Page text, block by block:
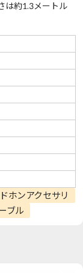
は約1.3メートル
ホンアクセサリ
ブル